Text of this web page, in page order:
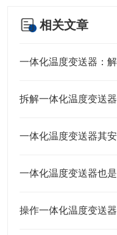
相关文章
一体化温度变送器其
一体化温度变送器也
操作一体化温度变送